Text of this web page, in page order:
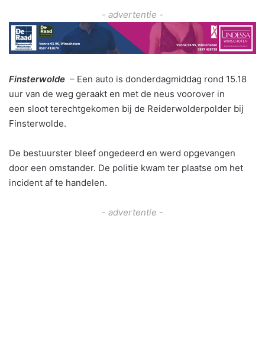
- advertentie -
Finsterwolde – Een auto is donderdagmiddag rond 15.18
uur van de weg geraakt en met de neus voorover in
een sloot terechtgekomen bij de Reiderwolderpolder bij
Finsterwolde.
De bestuurster bleef ongedeerd en werd opgevangen
door een omstander. De politie kwam ter plaatse om het
incident af te handelen.
- advertentie -